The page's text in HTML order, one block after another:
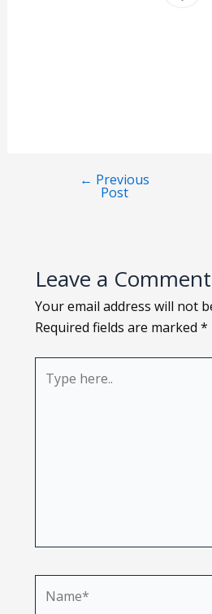
← Previous
Post
Leave a Comment
Your email address will not
Required fields are marked *
here..